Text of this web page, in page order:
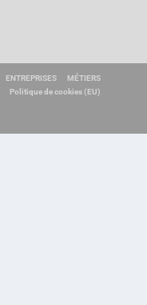
ENTREPRISES
MÉTIERS
Politique de cookies (EU)